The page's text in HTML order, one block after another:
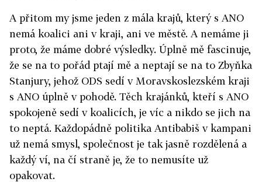
A přitom my jsme jeden z mála krajů, který s ANO
nemá koalici ani v kraji, ani ve městě. A nemáme ji
proto, že máme dobré výsledky. Úplně mě fascinuje,
že se na to pořád ptají mě a neptají se na to Zbyňka
Stanjury, jehož ODS sedí v Moravskoslezském kraji
s ANO úplně v pohodě. Těch krajánků, kteří s ANO
spokojeně sedí v koalicích, je víc a nikdo se jich na
to neptá. Každopádně politika Antibabiš v kampani
už nemá smysl, společnost je tak jasně rozdělená a
každý ví, na čí straně je, že to nemusíte už
opakovat.